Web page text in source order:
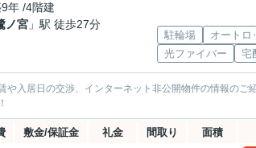
年 /4階建
ノ宮 」駅 徒歩27分
駐輪場 オートロ
光ファイバー
宅
入居日の交渉、インターネット非公開物件の情報のご
敷金/保証金 礼金 間取り 面積